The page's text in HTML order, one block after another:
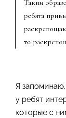
Таким
ребята
то
Я
у ребят
которые с